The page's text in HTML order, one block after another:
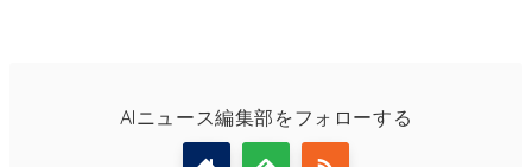
AIニュース編集部をフォローする